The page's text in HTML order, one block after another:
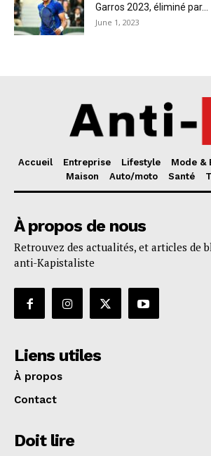
Garros 2023, éliminé par...
June 1, 2023
Accueil Entreprise Lifestyle Mode &
Maison
Auto/moto Santé
À propos de nous
Retrouvez des actualités, et articles de
anti-Kapistaliste
Liens utiles
À propos
Contact
Doit lire